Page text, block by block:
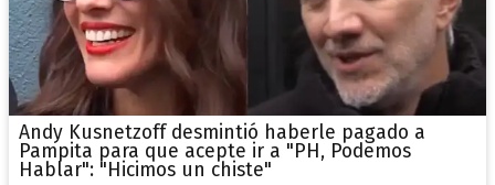
Andy Kusnetzoff desmintió haberle pagado a
Pampita para que acepte ir a "PH, Podemos
Hablar": "Hicimos un chiste"